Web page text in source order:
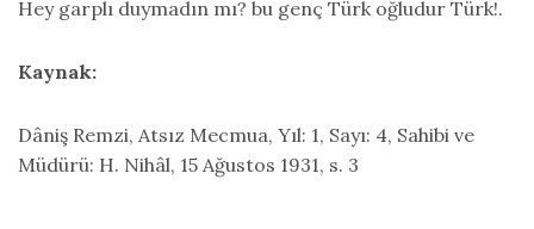
Hey garplı duymadın mı? bu genç Türk oğludur Türk!.
Kaynak:
Dâniş Remzi, Atsız Mecmua, Yıl: 1, Sayı: 4, Sahibi ve
Müdürü: H. Nihâl, 15 Ağustos 1931, s. 3